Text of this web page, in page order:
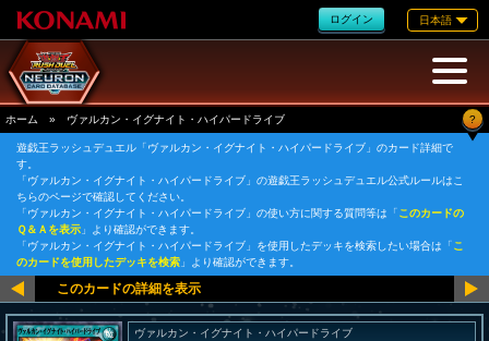
ログイン 日本語
ホーム » ヴァルカン・イグナイト・ハイパードライブ ?
遊戯王ラッシュデュエル「ヴァルカン・イグナイト・ハイパードライブ」のカード詳細で
す。
「ヴァルカン・イグナイト・ハイパードライブ」の遊戯王ラッシュデュエル公式ルールはこ
ちらのページで確認してください。
「ヴァルカン・イグナイト・ハイパードライブ」の使い方に関する質問等は「このカードの
Ｑ＆Ａを表示 」より確認ができます。
「ヴァルカン・イグナイト・ハイパードライブ」を使用したデッキを検索したい場合は「こ
のカードを使用したデッキを検索 」より確認ができます。
ヴァルカン・イグナイト・ハイパードライブ